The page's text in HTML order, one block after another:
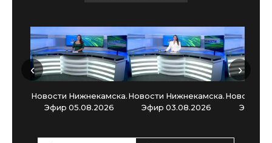
Новости Нижнекамска.
Эфир 05.08.2026
Новости Нижнекамска.
Эфир 03.08.2026
Новости
Эфир
‹ ›